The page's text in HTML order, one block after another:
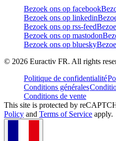
Bezoek ons op facebook
Bezoek ons op linkedin
Bezoek ons op rss-feed
Bezoek ons op mastodon
Bezoek ons op bluesky
© 2026 Euractiv FR. All rights
Politique de confidentialité
Conditions générales
Conditions de vente
This site is protected by
Policy and Terms of Service apply.